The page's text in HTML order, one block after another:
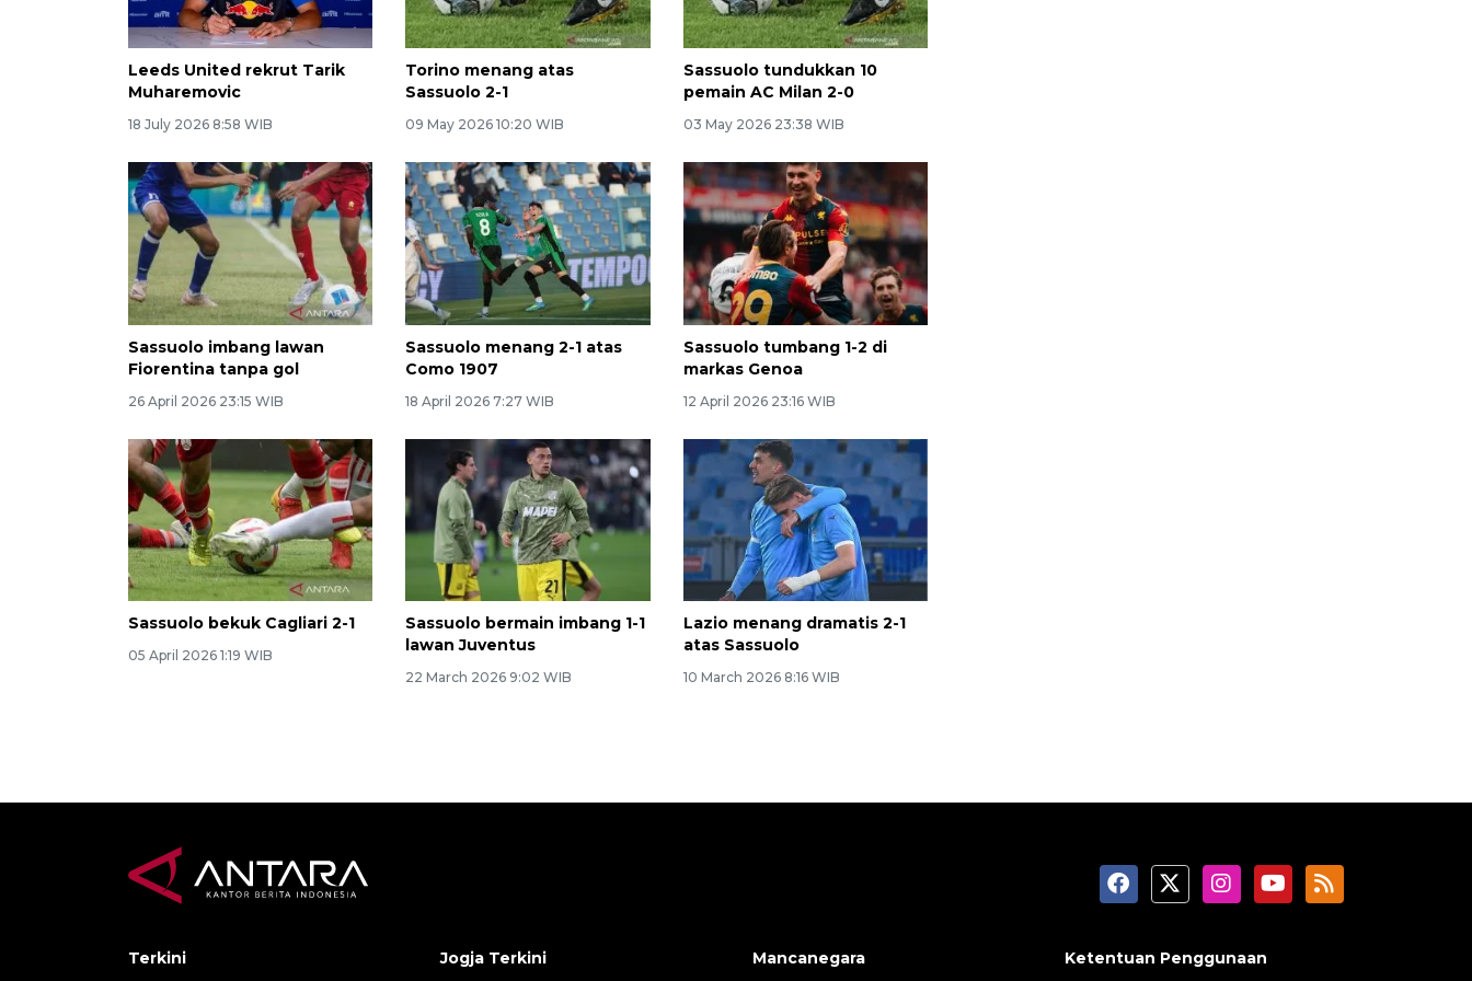
Leeds United rekrut Tarik
Muharemovic
18 July 2026 8:58 WIB
Torino menang atas
Sassuolo 2-1
09 May 2026 10:20 WIB
Sassuolo tundukkan 10
pemain AC Milan 2-0
03 May 2026 23:38 WIB
Sassuolo imbang lawan
Fiorentina tanpa gol
26 April 2026 23:15 WIB
Sassuolo menang 2-1 atas
Como 1907
18 April 2026 7:27 WIB
Sassuolo tumbang 1-2 di
markas Genoa
12 April 2026 23:16 WIB
Sassuolo bekuk Cagliari 2-1
05 April 2026 1:19 WIB
Sassuolo bermain imbang 1-1
lawan Juventus
22 March 2026 9:02 WIB
Lazio menang dramatis 2-1
atas Sassuolo
10 March 2026 8:16 WIB
Terkini Jogja Terkini Mancanegara Ketentuan Penggunaan